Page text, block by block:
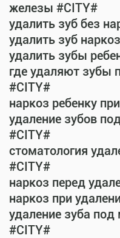
железы #CITY#
удалить зуб без
удалить зуб
удалить зубы
где удаляют зубы
#CITY#
наркоз ребенку
удаление зубов
#CITY#
стоматология
#CITY#
наркоз перед
наркоз при
удаление зуба
#CITY#